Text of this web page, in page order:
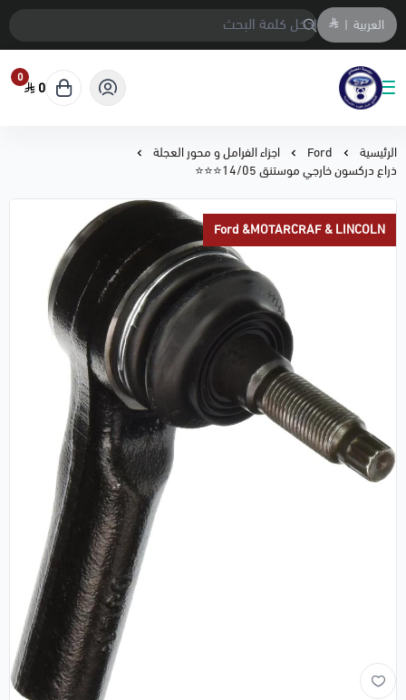
العربية |
متجر المحمادي لقطع السيارات
0
0
الرئيسية Ford
اجزاء الفرامل و محور العجلة
ذراع دركسون خارجي موستنق 14/05⭐⭐⭐
Ford &MOTARCRAF & LINCOLN